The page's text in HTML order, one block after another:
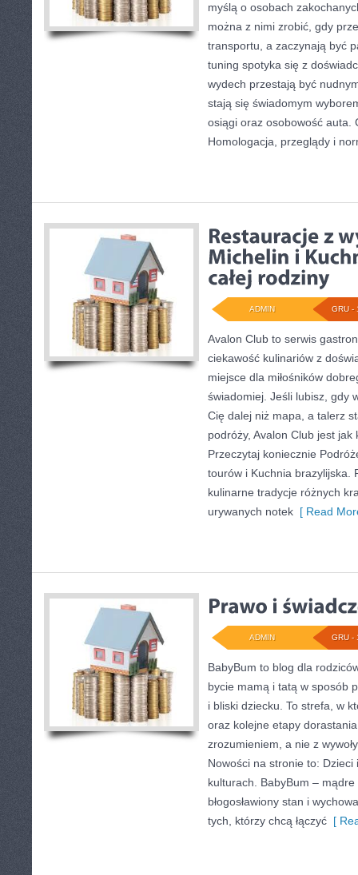
myślą o osobach
można z nimi zrobić, gdy
transportu, a zaczynają być
tuning spotyka się z
wydech przestają być
stają się świadomym
osiągi oraz osobowość auta.
Homologacja, przeglądy i
GRU -
ADMIN
Avalon Club to serwis
ciekawość kulinariów z
miejsce dla miłośników
świadomiej. Jeśli lubisz, gdy
Cię dalej niż mapa, a talerz
podróży, Avalon Club jest
Przeczytaj koniecznie
tourów i Kuchnia brazylijska.
kulinarne tradycje różnych
urywanych notek [ Read
GRU -
ADMIN
BabyBum to blog dla
bycie mamą i tatą w sposób
i bliski dziecku. To strefa, w
oraz kolejne etapy
zrozumieniem, a nie z
Nowości na stronie to:
kulturach. BabyBum –
błogosławiony stan i
tych, którzy chcą łączyć [